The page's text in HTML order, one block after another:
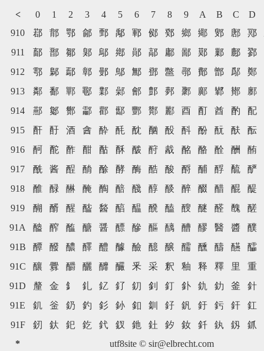
< 0 1 2 3 4 5 6 7 8 9 A B C
D
910
鄀 鄁 鄂 鄃 鄄 鄅 鄆 鄇 鄈 鄉 鄊 鄋 鄌
鄍
911
鄐 鄑 鄒 鄓 鄔 鄕 鄖 鄗 鄘 鄙 鄚 鄛 鄜
鄝
912
鄠 鄡 鄢 鄣 鄤 鄥 鄦 鄧 鄨 鄩 鄪 鄫 鄬
鄭
913
鄰 鄱 鄲 鄳 鄴 鄵 鄶 鄷 鄸 鄹 鄺 鄻 鄼
鄽
914
酀 酁 酂 酃 酄 酅 酆 酇 酈 酉 酊 酋 酌
配
915
酐 酑 酒 酓 酔 酕 酖 酗 酘 酙 酚 酛 酜
酝
916
酠 酡 酢 酣 酤 酥 酦 酧 酨 酩 酪 酫 酬
酭
917
酰 酱 酲 酳 酴 酵 酶 酷 酸 酹 酺 酻 酼
酽
918
醀 醁 醂 醃 醄 醅 醆 醇 醈 醉 醊 醋 醌
醍
919
醐 醑 醒 醓 醔 醕 醖 醗 醘 醙 醚 醛 醜
醝
91A
醠 醡 醢 醣 醤 醥 醦 醧 醨 醩 醪 醫 醬
醭
91B
醰 醱 醲 醳 醴 醵 醶 醷 醸 醹 醺 醻 醼
醽
91C
釀 釁 釂 釃 釄 釅 釆 采 釈 釉 释 釋 里
重
91D
釐 金 釒 釓 釔 釕 釖 釗 釘 釙 釚 釛 釜
針
91E
釠 釡 釢 釣 釤 釥 釦 釧 釨 釩 釪 釫 釬
釭
91F
釰 釱 釲 釳 釴 釵 釶 釷 釸 釹 釺 釻 釼
釽
*
utf8site © sir@elbrecht.com